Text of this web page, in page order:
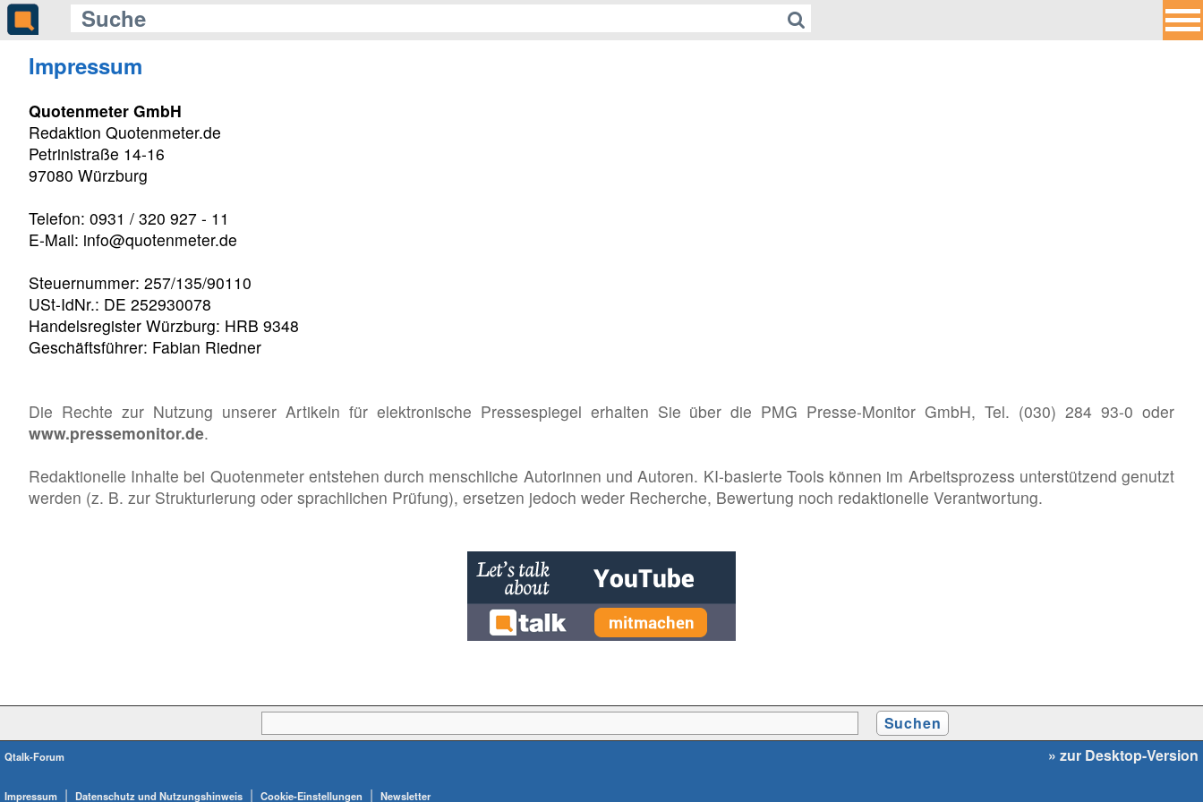
Impressum
Quotenmeter GmbH
Redaktion Quotenmeter.de
Petrinistraße 14-16
97080 Würzburg
Telefon: 0931 / 320 927 - 11
E-Mail: info@quotenmeter.de
Steuernummer: 257/135/90110
USt-IdNr.: DE 252930078
Handelsregister Würzburg: HRB 9348
Geschäftsführer: Fabian Riedner
Die Rechte zur Nutzung unserer Artikeln für elektronische Pressespiegel erhalten Sie über die PMG Presse-Monitor GmbH, Tel. (030) 284 93-0 oder
www.pressemonitor.de.
Redaktionelle Inhalte bei Quotenmeter entstehen durch menschliche Autorinnen und Autoren. KI-basierte Tools können im Arbeitsprozess unterstützend genutzt
werden (z. B. zur Strukturierung oder sprachlichen Prüfung), ersetzen jedoch weder Recherche, Bewertung noch redaktionelle Verantwortung.
Qtalk-Forum » zur Desktop-Version
Impressum | Datenschutz und Nutzungshinweis | Cookie-Einstellungen | Newsletter